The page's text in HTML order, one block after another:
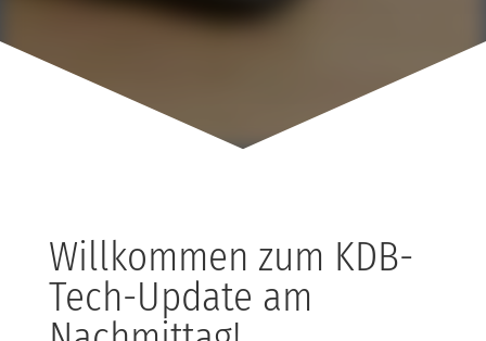
Willkommen zum KDB-
Tech-Update am